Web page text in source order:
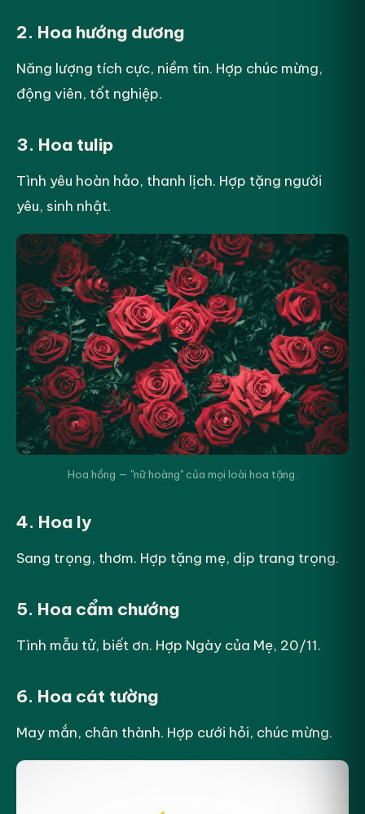
2. Hoa hướng dương
Năng lượng tích cực, niềm tin. Hợp chúc mừng,
động viên, tốt nghiệp.
3. Hoa tulip
Tình yêu hoàn hảo, thanh lịch. Hợp tặng người
yêu, sinh nhật.
Hoa hồng — "nữ hoàng" của mọi loài hoa tặng.
4. Hoa ly
Sang trọng, thơm. Hợp tặng mẹ, dịp trang trọng.
5. Hoa cẩm chướng
Tình mẫu tử, biết ơn. Hợp Ngày của Mẹ, 20/11.
6. Hoa cát tường
May mắn, chân thành. Hợp cưới hỏi, chúc mừng.